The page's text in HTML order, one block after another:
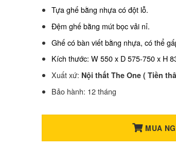
Tựa ghế bằng nhựa có đột lỗ.
Đệm ghế bằng mút bọc vải nỉ.
Ghế có bàn viết bằng nhựa, có thể
Kích thước: W 550 x D 575-750 x H
Xuất xứ: Nội thất The One ( Tiền
Bảo hành: 12 tháng
MUA